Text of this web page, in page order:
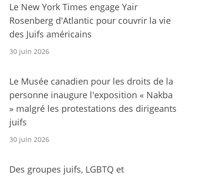
Le New York Times engage Yair
Rosenberg d'Atlantic pour couvrir la vie
des Juifs américains
30 juin 2026
Le Musée canadien pour les droits de la
personne inaugure l'exposition « Nakba
» malgré les protestations des dirigeants
juifs
30 juin 2026
Des groupes juifs, LGBTQ et